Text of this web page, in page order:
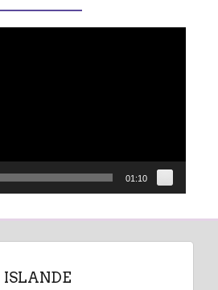
01:10
ISLANDE